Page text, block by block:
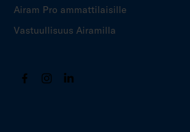
Airam Pro ammattilaisille
Vastuullisuus Airamilla